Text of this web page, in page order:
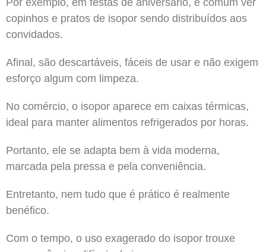
copinhos e pratos de isopor sendo distribuídos aos
convidados.
Afinal, são descartáveis, fáceis de usar e não exigem
esforço algum com limpeza.
No comércio, o isopor aparece em caixas térmicas,
ideal para manter alimentos refrigerados por horas.
Portanto, ele se adapta bem à vida moderna,
marcada pela pressa e pela conveniência.
Entretanto, nem tudo que é prático é realmente
benéfico.
Com o tempo, o uso exagerado do isopor trouxe